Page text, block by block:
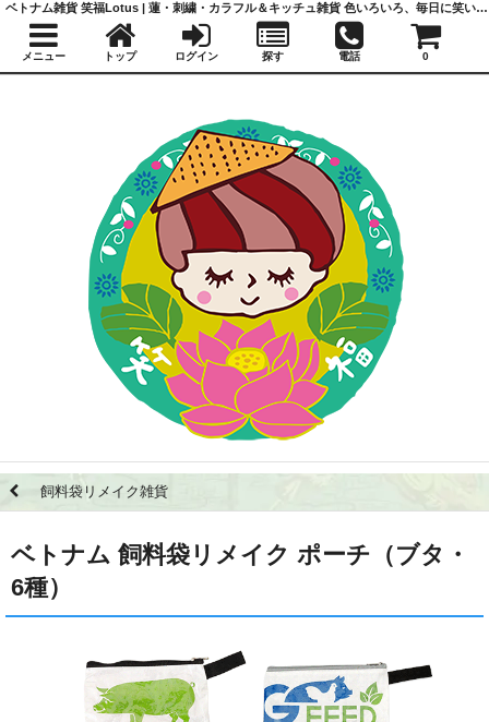
飼料袋リメイク雑貨
ベトナム 飼料袋リメイク ポーチ（ブタ・
6種）
ベトナム雑貨 笑福Lotus | 蓮・刺繍・カラフル＆キッチュ雑貨 色いろいろ、毎日に笑いと福を
メニュー トップ ログイン 探す 電話 0